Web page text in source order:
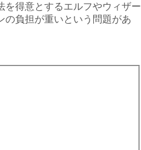
を得意とするエルフやウィザー
の負担が重いという問題があ